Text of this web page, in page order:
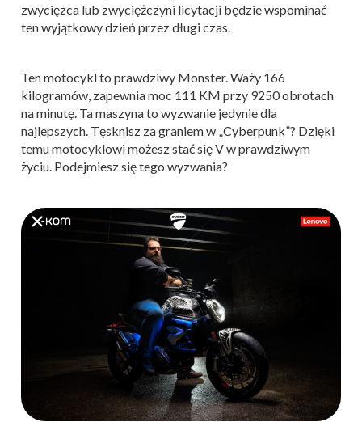
zwycięzca lub zwyciężczyni licytacji będzie wspominać
ten wyjątkowy dzień przez długi czas.
Ten motocykl to prawdziwy Monster. Waży 166
kilogramów, zapewnia moc 111 KM przy 9250 obrotach
na minutę. Ta maszyna to wyzwanie jedynie dla
najlepszych. Tęsknisz za graniem w „Cyberpunk”? Dzięki
temu motocyklowi możesz stać się V w prawdziwym
życiu. Podejmiesz się tego wyzwania?